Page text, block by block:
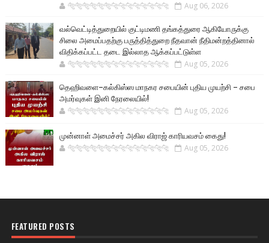
🐅🐅🐅🐅🐅🐅🐆🐆🐆🐆🐆🐆🐆🐆 Aug 06, 2026
வல்வெட்டித்துறையில் குட்டிமணி தங்கத்துரை ஆகியோருக்கு
சிலை அமைப்பதற்கு பருத்தித்துறை நீதவான் நீதிமன்றத்தினால்
விதிக்கப்பட்ட தடை இல்லாத ஆக்கப்பட்டுள்ள
🐅🐅🐅🐅🐅🐅🐆🐆🐆🐆🐆🐆🐆🐆 Aug 05, 2026
தெஹிவளை–கல்கிஸ்ஸ மாநகர சபையின் புதிய முயற்சி – சபை
அமர்வுகள் இனி நேரலையில்!
🐅🐅🐅🐅🐅🐅🐆🐆🐆🐆🐆🐆🐆🐆 Aug 05, 2026
முன்னாள் அமைச்சர் அகில விராஜ் காரியவசம் கைது!
🐅🐅🐅🐅🐅🐅🐆🐆🐆🐆🐆🐆🐆🐆 Aug 05, 2026
FEATURED POSTS